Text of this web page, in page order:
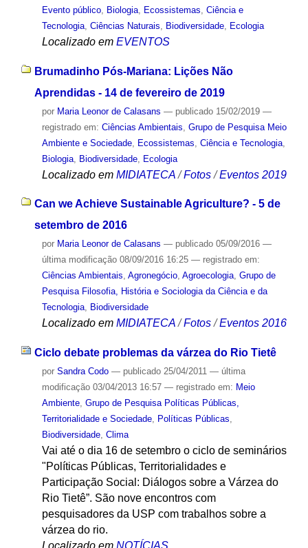
Evento público, Biologia, Ecossistemas Ciência e
Tecnologia, Ciências Naturais Biodiversidade, Ecologia
Localizado em EVENTOS
Brumadinho Pós-Mariana: Lições Não
Aprendidas - 14 de fevereiro de 2019
por Maria Leonor de Calasans — publicado15/02/2019 —
registrado em: Ciências Ambientais Grupo de Pesquisa Meio
Ambiente e Sociedade, Ecossistemas Ciência e Tecnologia,
Biologia, Biodiversidade, Ecologia
Localizado em MIDIATECA /Fotos /Eventos 2019
Can we Achieve Sustainable Agriculture? - 5 de
setembro de 2016
por Maria Leonor de Calasans — publicado05/09/2016 —
última modificação08/09/2016 16:25 — registrado em:
Ciências Ambientais, Agronegócio, Agroecologia, Grupo de
Pesquisa Filosofia, História e Sociologia da Ciência e da
Tecnologia, Biodiversidade
Localizado em MIDIATECA /Fotos /Eventos 2016
Ciclo debate problemas da várzea do Rio Tietê
por Sandra Codo — publicado25/04/2011 — última
modificação03/04/2013 16:57 — registrado em: Meio
Ambiente, Grupo de Pesquisa Políticas Públicas,
Territorialidade e Sociedade, Políticas Públicas,
Biodiversidade, Clima
Vai até o dia 16 de setembro o ciclo de seminários
"Políticas Públicas, Territorialidades e
Participação Social: Diálogos sobre a Várzea do
Rio Tietê”. São nove encontros com
pesquisadores da USP com trabalhos sobre a
várzea do rio.
Localizado em NOTÍCIAS